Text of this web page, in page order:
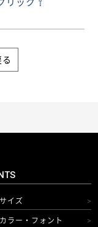
イズ >
ラー・フォント >